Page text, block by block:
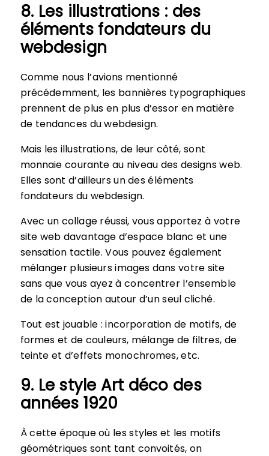
8. Les illustrations : des
éléments fondateurs du
webdesign
Comme nous l’avions mentionné
précédemment, les bannières typographiques
prennent de plus en plus d’essor en matière
de tendances du webdesign.
Mais les illustrations, de leur côté, sont
monnaie courante au niveau des designs web.
Elles sont d’ailleurs un des éléments
fondateurs du webdesign.
Avec un collage réussi, vous apportez à votre
site web davantage d’espace blanc et une
sensation tactile. Vous pouvez également
mélanger plusieurs images dans votre site
sans que vous ayez à concentrer l’ensemble
de la conception autour d’un seul cliché.
Tout est jouable : incorporation de motifs, de
formes et de couleurs, mélange de filtres, de
teinte et d’effets monochromes, etc.
9. Le style Art déco des
années 1920
À cette époque où les styles et les motifs
géométriques sont tant convoités, on